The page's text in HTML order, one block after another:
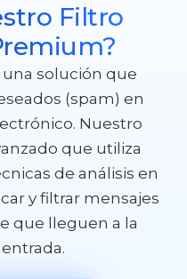
Filtro
solución que
(spam) en
Nuestro
que utiliza
de análisis en
y filtrar mensajes
que lleguen a la